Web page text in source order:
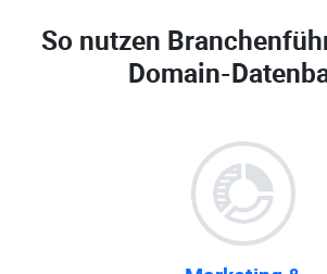
So nutzen
Domain-